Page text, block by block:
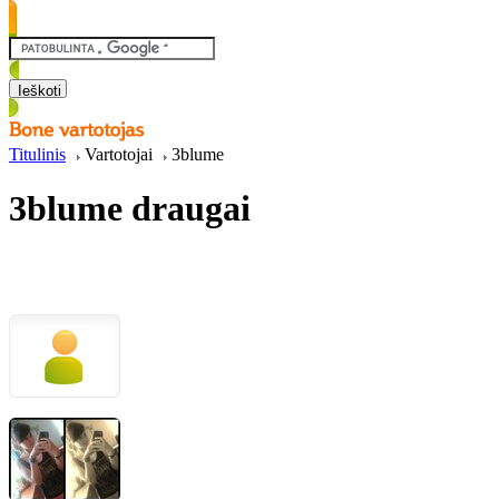
Titulinis Vartotojai 3blume
3blume draugai